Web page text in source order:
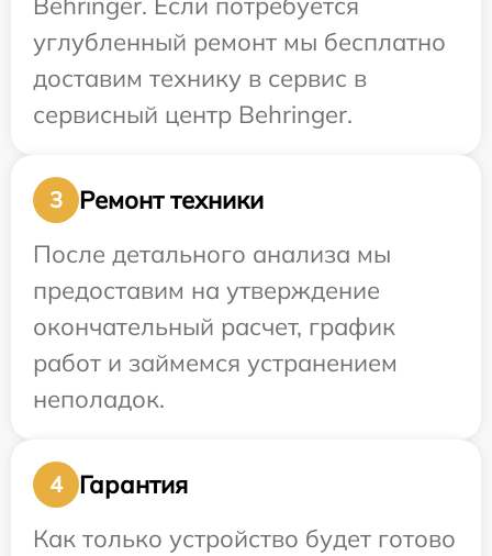
углубленный ремонт мы бесплатно
доставим технику в сервис в
сервисный центр Behringer.
3
Ремонт техники
После детального анализа мы
предоставим на утверждение
окончательный расчет, график
работ и займемся устранением
неполадок.
4
Гарантия
Как только устройство будет готово